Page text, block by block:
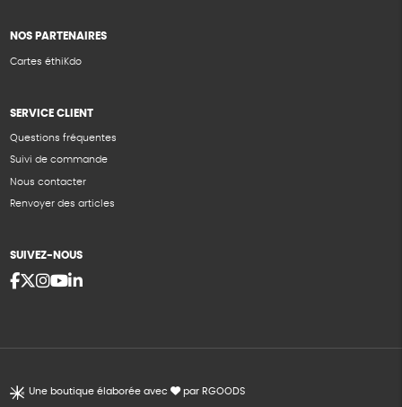
NOS PARTENAIRES
Cartes éthiKdo
SERVICE CLIENT
Questions fréquentes
Suivi de commande
Nous contacter
Renvoyer des articles
SUIVEZ-NOUS
Une boutique élaborée avec par RGOODS